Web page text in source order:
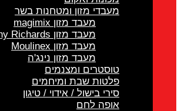
מעבדי מזון ומטחנות בשר
מעבד מזון magimix
מעבד מזון Morphy Richards
מעבד מזון Moulinex
מעבד מזון נינג'ה
טוסטרים ומצנמים
פלטות שבת ומיחמים
סירי בישול / אידוי / טיגון
אופה לחם